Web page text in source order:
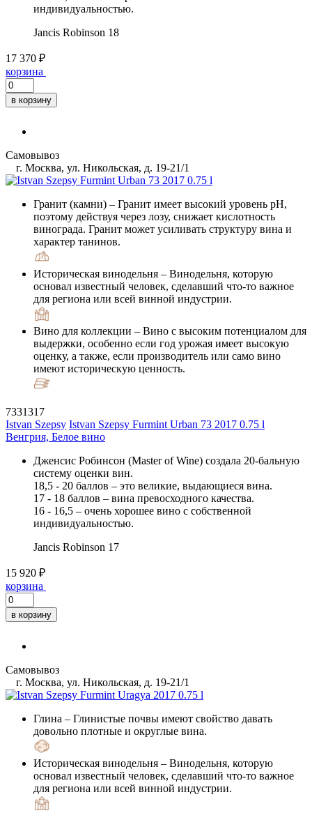
индивидуальностью.
Jancis Robinson 18
17 370 ₽
корзина
в корзину
Самовывоз
г. Москва, ул. Никольская, д. 19-21/1
Гранит (камни) – Гранит имеет высокий уровень pH,
поэтому действуя через лозу, снижает кислотность
винограда. Гранит может усиливать структуру вина и
характер танинов.
Историческая винодельня – Винодельня, которую
основал известный человек, сделавший что-то важное
для региона или всей винной индустрии.
Вино для коллекции – Вино с высоким потенциалом для
выдержки, особенно если год урожая имеет высокую
оценку, а также, если производитель или само вино
имеют историческую ценность.
7331317
Istvan Szepsy Istvan Szepsy Furmint Urban 73 2017 0.75 l
Венгрия, Белое вино
Дженсис Робинсон (Master of Wine) создала 20-бальную
систему оценки вин.
18,5 - 20 баллов – это великие, выдающиеся вина.
17 - 18 баллов – вина превосходного качества.
16 - 16,5 – очень хорошее вино с собственной
индивидуальностью.
Jancis Robinson 17
15 920 ₽
корзина
в корзину
Самовывоз
г. Москва, ул. Никольская, д. 19-21/1
Глина – Глинистые почвы имеют свойство давать
довольно плотные и округлые вина.
Историческая винодельня – Винодельня, которую
основал известный человек, сделавший что-то важное
для региона или всей винной индустрии.